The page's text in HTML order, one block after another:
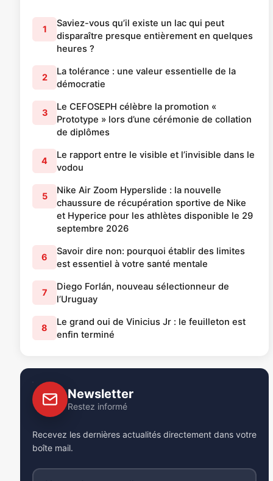
1
Saviez-vous qu’il existe un lac qui peut
disparaître presque entièrement en quelques
heures ?
2
La tolérance : une valeur essentielle de la
démocratie
3
Le CEFOSEPH célèbre la promotion «
Prototype » lors d’une cérémonie de collation
de diplômes
4
Le rapport entre le visible et l’invisible dans le
vodou
5
Nike Air Zoom Hyperslide : la nouvelle
chaussure de récupération sportive de Nike
et Hyperice pour les athlètes disponible le 29
septembre 2026
6
Savoir dire non: pourquoi établir des limites
est essentiel à votre santé mentale
7
Diego Forlán, nouveau sélectionneur de
l’Uruguay
8
Le grand oui de Vinicius Jr : le feuilleton est
enfin terminé
Newsletter
Restez informé
Recevez les dernières actualités directement dans votre
boîte mail.